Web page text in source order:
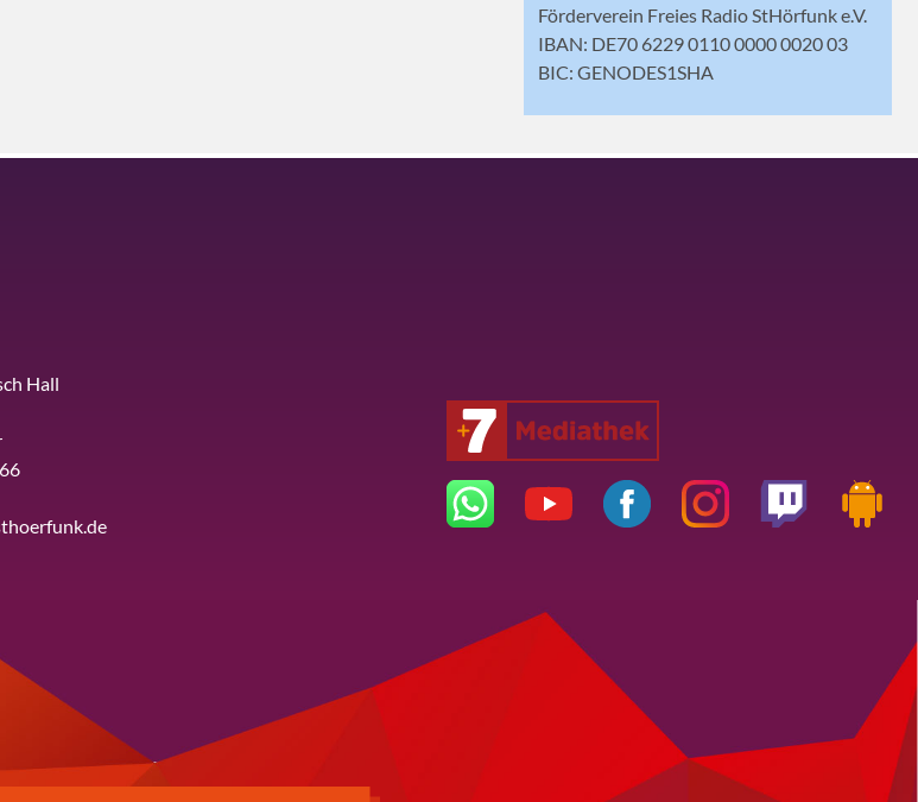
Förderverein Freies Radio StHörfunk e.V.
IBAN: DE70 6229 0110 0000 0020 03
BIC: GENODES1SHA
Hall